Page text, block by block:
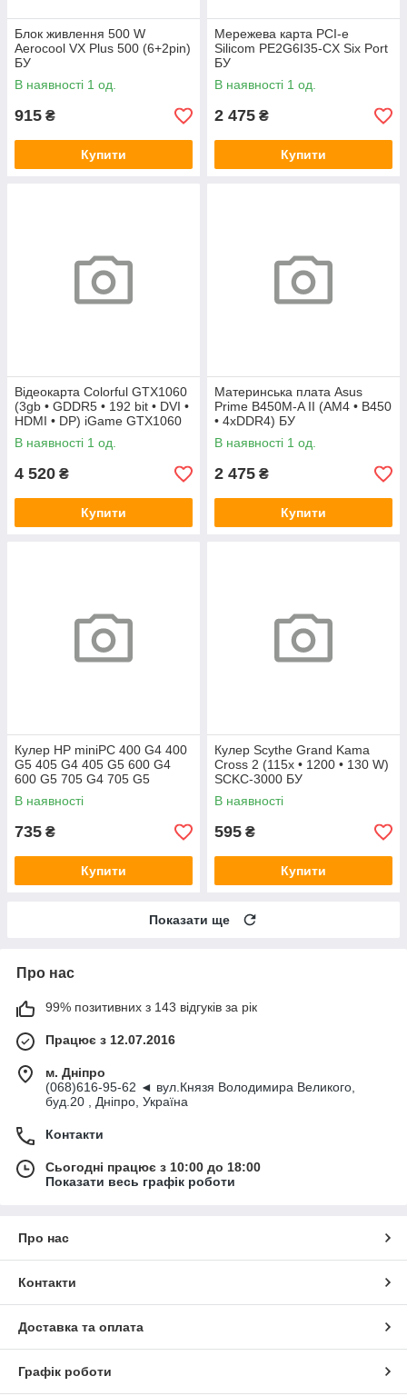
Блок живлення 500 W
Aerocool VX Plus 500 (6+2pin)
БУ
В наявності 1 од.
915 ₴
Купити
Мережева карта PCI-e
Silicom PE2G6I35-CX Six Port
БУ
В наявності 1 од.
2 475 ₴
Купити
Відеокарта Colorful GTX1060
(3gb • GDDR5 • 192 bit • DVI •
HDMI • DP) iGame GTX1060
Vulcan U 3G БУ
В наявності 1 од.
4 520 ₴
Купити
Материнська плата Asus
Prime B450M-A II (AM4 • B450
• 4xDDR4) БУ
В наявності 1 од.
2 475 ₴
Купити
Кулер HP miniPC 400 G4 400
G5 405 G4 405 G5 600 G4
600 G5 705 G4 705 G5
(L19561-001)
В наявності
735 ₴
Купити
Кулер Scythe Grand Kama
Cross 2 (115x • 1200 • 130 W)
SCKC-3000 БУ
В наявності
595 ₴
Купити
Показати ще
Про нас
99% позитивних з 143 відгуків за рік
Працює з 12.07.2016
м. Дніпро
(068)616-95-62 ◄ вул.Князя Володимира Великого,
буд.20 , Дніпро, Україна
Контакти
Сьогодні працює з 10:00 до 18:00
Показати весь графік роботи
Про нас
Контакти
Доставка та оплата
Графік роботи